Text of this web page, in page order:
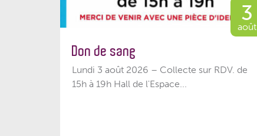
3
août
Don de sang
Lundi 3 août 2026 – Collecte sur RDV. de
15h à 19h Hall de l'Espace...